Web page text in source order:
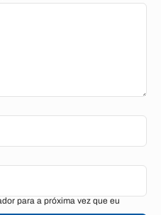
para a próxima vez que eu